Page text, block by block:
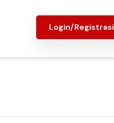
Login/Registrasi